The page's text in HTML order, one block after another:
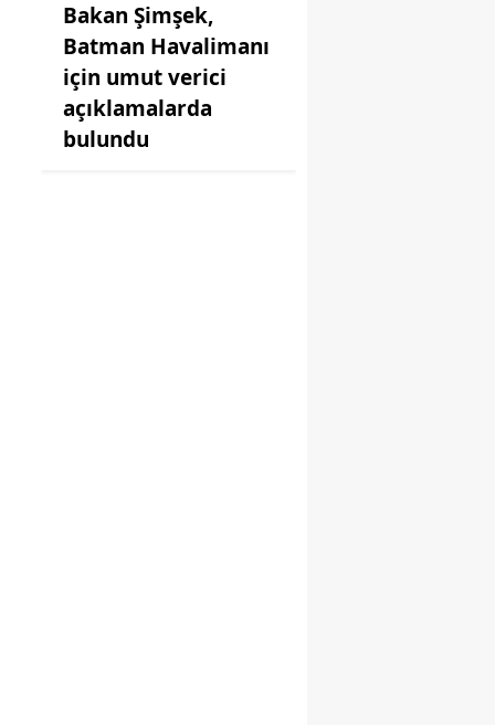
Bakan Şimşek,
Batman Havalimanı
için umut verici
açıklamalarda
bulundu